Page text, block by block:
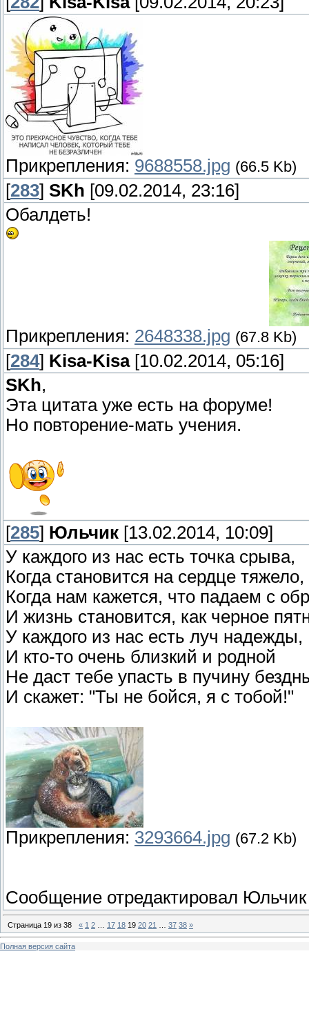
Прикрепления: 9688558.jpg (66.5 Kb)
[283] SKh [09.02.2014, 23:16]
Обалдеть!
Прикрепления: 2648338.jpg (67.8 Kb)
[284] Kisa-Kisa[10.02.2014, 05:16]
SKh,
Эта цитата уже есть на форуме!
Но повторение-мать учения.
[285] Юльчик [13.02.2014, 10:09]
У каждого из нас есть точка срыва,
Когда становится на сердце тяжело,
Когда нам кажется, что падаем с
И жизнь становится, как черное
У каждого из нас есть луч надежды,
И кто-то очень близкий и родной
Не даст тебе упасть в пучину
И скажет: "Ты не бойся, я с тобой!"
Прикрепления: 3293664.jpg (67.2 Kb)
Сообщение отредактировал Юльчик
Страница 19 из 38 « 1 2 17 18 19 20 21 37 38 »
Полная версия сайта